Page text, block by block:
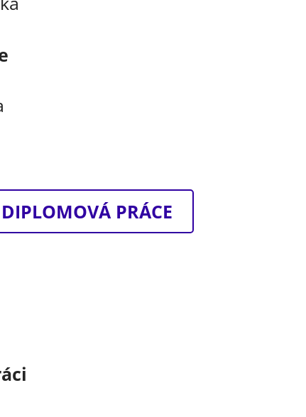
DIPLOMOVÁ PRÁCE